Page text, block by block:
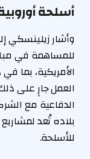
أسلحة
وأشار زيلينسكي
الأمريكية، بما
العمل جارٍ على
الدفاعية مع
بلاده تُعد
للأسلحة.